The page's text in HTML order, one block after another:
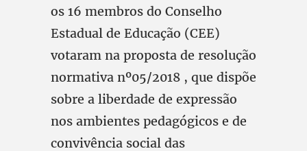
os 16 membros do Conselho
Estadual de Educação (CEE)
votaram na proposta de resolução
normativa nº05/2018 , que dispõe
sobre a liberdade de expressão
nos ambientes pedagógicos e de
convivência social das